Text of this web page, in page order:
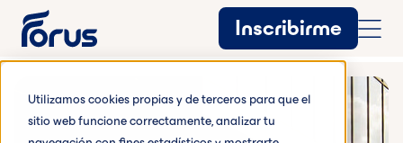
Utilizamos cookies propias y de terceros para que el
sitio web funcione correctamente, analizar tu
Inscribirme